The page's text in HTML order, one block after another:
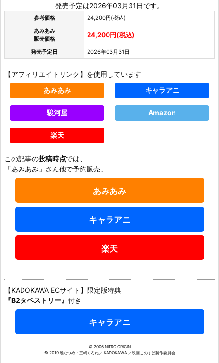
発売予定は2026年03月31日です。
参考価格
24,200円(税込)
あみあみ
販売価格
24,200円(税込)
発売予定日 2026年03月31日
【アフィリエイトリンク】を使用しています
あみあみ
キャラアニ
駿河屋 Amazon
楽天
この記事の投稿時点では、
「あみあみ」さん他で予約販売。
あみあみ
キャラアニ
楽天
【KADOKAWA ECサイト】限定版特典
『B2タペストリー』 付き
キャラアニ
© 2006 NITRO ORIGIN
© 2019 暁なつめ・三嶋くろね／ KADOKAWA ／映画このすば製作委員会